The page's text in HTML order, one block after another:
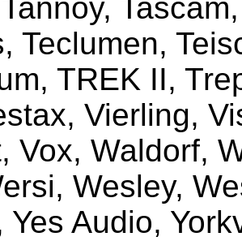
Teclumen,
TREK II,
Vierling,
Vox, Waldorf,
Wesley,
Yes Audio,